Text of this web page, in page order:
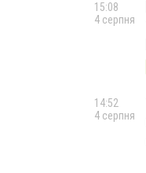
15:08
4 серпня
14:52
4 серпня